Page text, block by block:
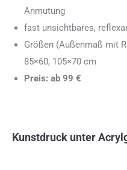
Anmutung
fast unsichtbares,
Größen (Außenmaß mit
85×60, 105×70 cm
Preis: ab 99 €
Kunstdruck unter